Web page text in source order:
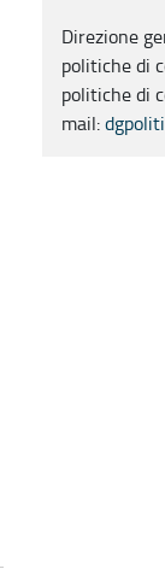
Direzione
politiche di
politiche di
mail: